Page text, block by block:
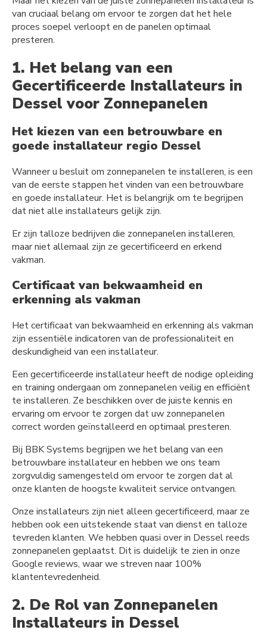
van cruciaal belang om ervoor te zorgen dat het hele
proces soepel verloopt en de panelen optimaal
presteren.
1. Het belang van een
Gecertificeerde Installateurs in
Dessel voor Zonnepanelen
Het kiezen van een betrouwbare en
goede installateur regio Dessel
Wanneer u besluit om zonnepanelen te installeren, is een
van de eerste stappen het vinden van een betrouwbare
en goede installateur. Het is belangrijk om te begrijpen
dat niet alle installateurs gelijk zijn.
Er zijn talloze bedrijven die zonnepanelen installeren,
maar niet allemaal zijn ze gecertificeerd en erkend
vakman.
Certificaat van bekwaamheid en
erkenning als vakman
Het certificaat van bekwaamheid en erkenning als vakman
zijn essentiële indicatoren van de professionaliteit en
deskundigheid van een installateur.
Een gecertificeerde installateur heeft de nodige opleiding
en training ondergaan om zonnepanelen veilig en efficiënt
te installeren. Ze beschikken over de juiste kennis en
ervaring om ervoor te zorgen dat uw zonnepanelen
correct worden geïnstalleerd en optimaal presteren.
Bij BBK Systems begrijpen we het belang van een
betrouwbare installateur en hebben we ons team
zorgvuldig samengesteld om ervoor te zorgen dat al
onze klanten de hoogste kwaliteit service ontvangen.
Onze installateurs zijn niet alleen gecertificeerd, maar ze
hebben ook een uitstekende staat van dienst en talloze
tevreden klanten. We hebben quasi over in Dessel reeds
zonnepanelen geplaatst. Dit is duidelijk te zien in onze
Google reviews, waar we streven naar 100%
klantentevredenheid.
2. De Rol van Zonnepanelen
Installateurs in Dessel